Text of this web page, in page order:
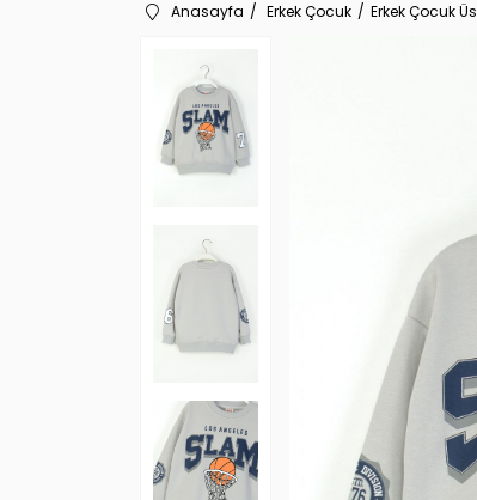
Anasayfa Erkek Çocuk Erkek Çocuk